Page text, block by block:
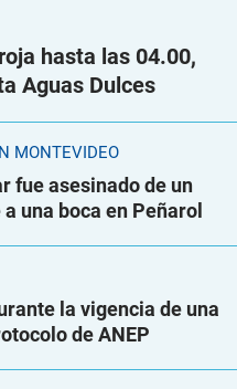
hasta las 04.00,
Aguas Dulces
MONTEVIDEO
fue asesinado de un
una boca en Peñarol
la vigencia de una
de ANEP